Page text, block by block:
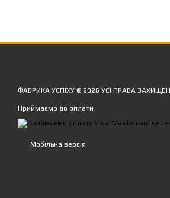
ФАБРИКА УСПІХУ © 2026 УСІ ПРАВА
Приймаємо до оплати
Мобільна версія